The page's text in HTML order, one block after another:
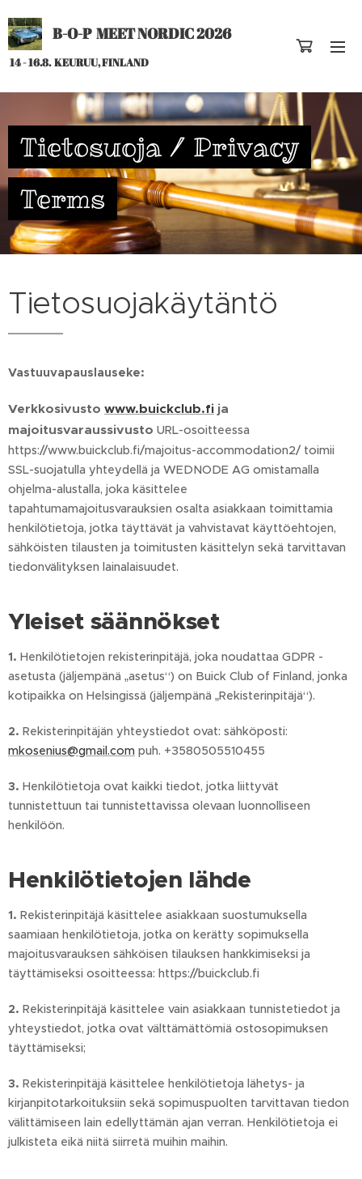
B-O-P MEET NORDIC 2026
14 - 16.8. KEURUU, FINLAND
Tietosuoja / Privacy
Terms
Tietosuojakäytäntö
Vastuuvapauslauseke:
Verkkosivusto www.buickclub.fi ja
majoitusvaraussivusto URL-osoitteessa
https://www.buickclub.fi/majoitus-accommodation2/ toimii
SSL-suojatulla yhteydellä ja WEDNODE AG omistamalla
ohjelma-alustalla, joka käsittelee
tapahtumamajoitusvarauksien osalta asiakkaan toimittamia
henkilötietoja, jotka täyttävät ja vahvistavat käyttöehtojen,
sähköisten tilausten ja toimitusten käsittelyn sekä tarvittavan
tiedonvälityksen lainalaisuudet.
Yleiset säännökset
1. Henkilötietojen rekisterinpitäjä, joka noudattaa GDPR -
asetusta (jäljempänä „asetus“) on Buick Club of Finland, jonka
kotipaikka on Helsingissä (jäljempänä „Rekisterinpitäjä“).
2. Rekisterinpitäjän yhteystiedot ovat: sähköposti:
mkosenius@gmail.com puh. +3580505510455
3. Henkilötietoja ovat kaikki tiedot, jotka liittyvät
tunnistettuun tai tunnistettavissa olevaan luonnolliseen
henkilöön.
Henkilötietojen lähde
1. Rekisterinpitäjä käsittelee asiakkaan suostumuksella
saamiaan henkilötietoja, jotka on kerätty sopimuksella
majoitusvarauksen sähköisen tilauksen hankkimiseksi ja
täyttämiseksi osoitteessa: https://buickclub.fi
2. Rekisterinpitäjä käsittelee vain asiakkaan tunnistetiedot ja
yhteystiedot, jotka ovat välttämättömiä ostosopimuksen
täyttämiseksi;
3. Rekisterinpitäjä käsittelee henkilötietoja lähetys- ja
kirjanpitotarkoituksiin sekä sopimuspuolten tarvittavan tiedon
välittämiseen lain edellyttämän ajan verran. Henkilötietoja ei
julkisteta eikä niitä siirretä muihin maihin.